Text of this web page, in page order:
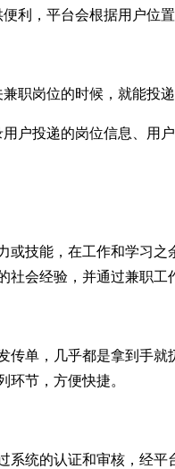
利，平台会根据用户位
职岗位的时候，就能投
户投递的岗位信息、用
或技能，在工作和学习
社会经验，并通过兼职
传单，几乎都是拿到手
环节，方便快捷。
系统的认证和审核，经